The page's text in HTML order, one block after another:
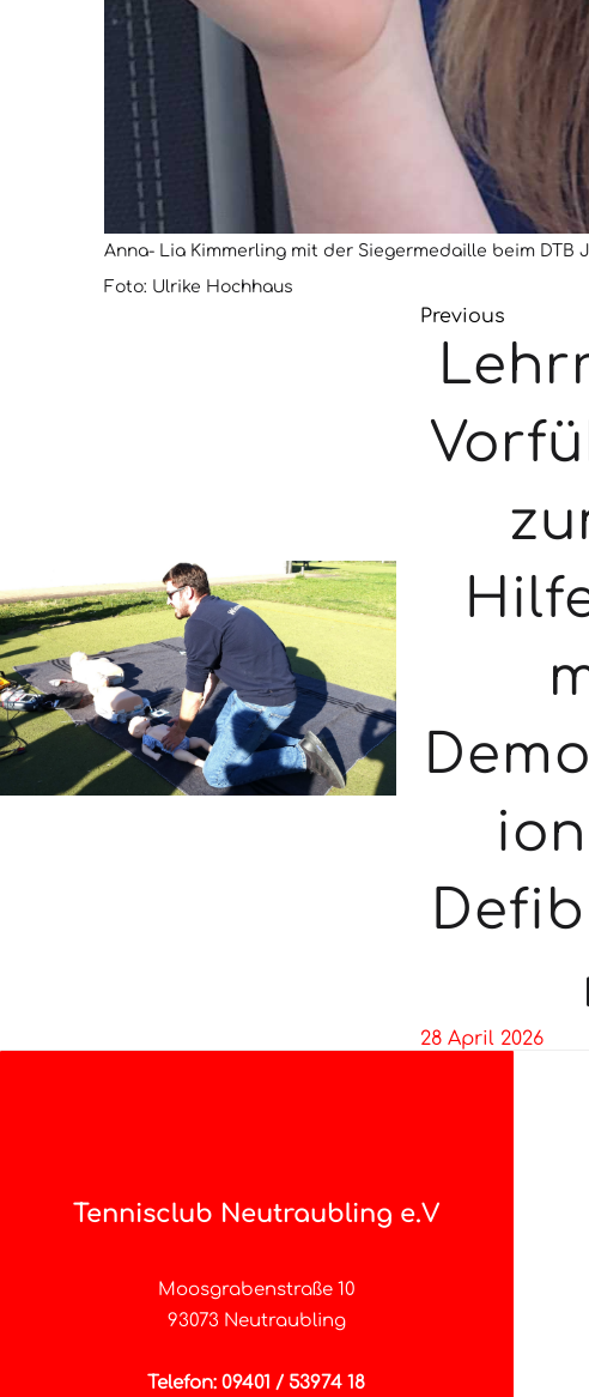
Anna- Lia Kimmerling mit der Siegermedaille beim DTB
Foto: Ulrike Hochhaus
Previous
28 April 2026
Tennisclub Neutraubling e.V
Moosgrabenstraße 10
93073 Neutraubling
Telefon: 09401 / 53974 18